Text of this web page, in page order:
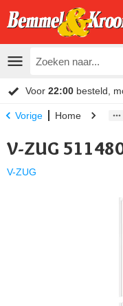
Voor 22:00 besteld,
Vorige Home
V-ZUG
V-ZUG